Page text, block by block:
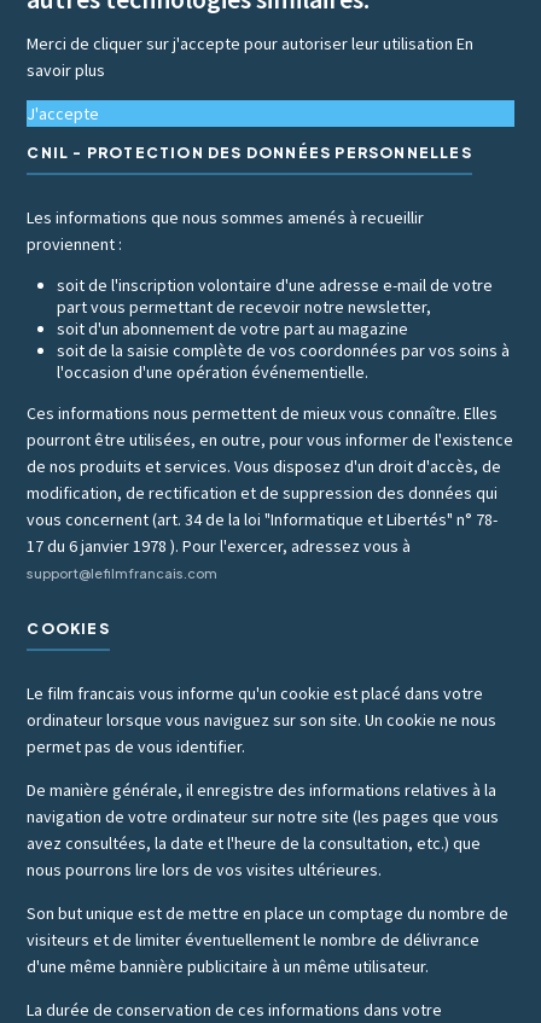
Merci de cliquer sur j'accepte pour autoriser leur utilisationEn
savoir plus
J'accepte
CNIL - PROTECTION DES DONNÉES PERSONNELLES
Les informations que nous sommes amenés à recueillir
proviennent :
soit de l'inscription volontaire d'une adresse e-mail de votre
part vous permettant de recevoir notre newsletter,
soit d'un abonnement de votre part au magazine
soit de la saisie complète de vos coordonnées par vos soins à
l'occasion d'une opération événementielle.
Ces informations nous permettent de mieux vous connaître. Elles
pourront être utilisées, en outre, pour vous informer de l'existence
de nos produits et services. Vous disposez d'un droit d'accès, de
modification, de rectification et de suppression des données qui
vous concernent (art. 34 de la loi "Informatique et Libertés" n° 78-
17 du 6 janvier 1978 ). Pour l'exercer, adressez vous à
support@lefilmfrancais.com
COOKIES
Le film francais vous informe qu'un cookie est placé dans votre
ordinateur lorsque vous naviguez sur son site. Un cookie ne nous
permet pas de vous identifier.
De manière générale, il enregistre des informations relatives à la
navigation de votre ordinateur sur notre site (les pages que vous
avez consultées, la date et l'heure de la consultation, etc.) que
nous pourrons lire lors de vos visites ultérieures.
Son but unique est de mettre en place un comptage du nombre de
visiteurs et de limiter éventuellement le nombre de délivrance
d'une même bannière publicitaire à un même utilisateur.
La durée de conservation de ces informations dans votre